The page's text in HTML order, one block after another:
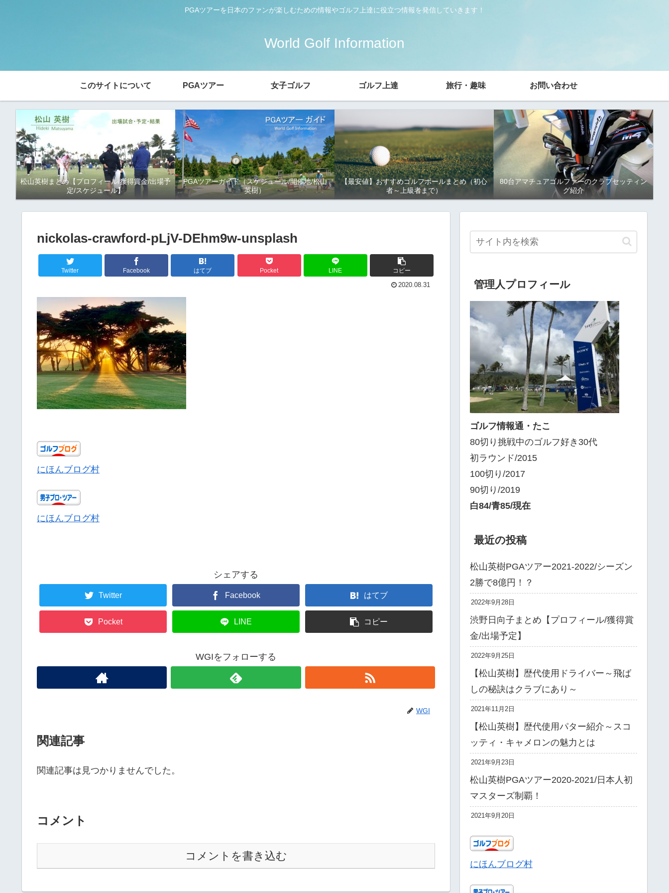
PGAツアーを日本のファンが楽しむための情報やゴルフ上達に役立つ情報を発信していきます！
World Golf Information
このサイトについて PGAツアー 女子ゴルフ ゴルフ上達 旅行・趣味 お問い合わせ
松山英樹まとめ【プロフィール/獲得賞金/出場予
定/スケジュール】
PGAツアーガイド（スケジュール/開催地/松山
英樹）
【最安値】おすすめゴルフボールまとめ（初心
者～上級者まで）
80台アマチュアゴルファーのクラブセッティン
グ紹介
nickolas-crawford-pLjV-DEhm9w-unsplash
Twitter Facebook はてブ Pocket LINE コピー
2020.08.31
にほんブログ村
にほんブログ村
シェアする
Twitter Facebook はてブ
Pocket LINE コピー
WGIをフォローする
WGI
関連記事
関連記事は見つかりませんでした。
コメント
コメントを書き込む
管理人プロフィール
ゴルフ情報通・たこ
80切り挑戦中のゴルフ好き30代
初ラウンド/2015
100切り/2017
90切り/2019
白84/青85/現在
最近の投稿
松山英樹PGAツアー2021-2022/シーズン
2勝で8億円！？
2022年9月28日
渋野日向子まとめ【プロフィール/獲得賞
金/出場予定】
2022年9月25日
【松山英樹】歴代使用ドライバー～飛ば
しの秘訣はクラブにあり～
2021年11月2日
【松山英樹】歴代使用パター紹介～スコ
ッティ・キャメロンの魅力とは
2021年9月23日
松山英樹PGAツアー2020-2021/日本人初
マスターズ制覇！
2021年9月20日
にほんブログ村